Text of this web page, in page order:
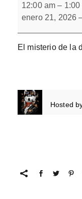
de
la
12:00 am – 1:00
enero 21, 2026
El misterio de la
Hosted